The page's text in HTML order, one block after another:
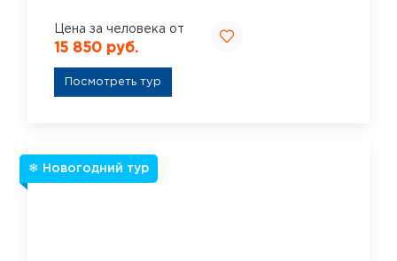
Цена за человека от
15 850 руб.
Посмотреть тур
❄ Новогодний тур